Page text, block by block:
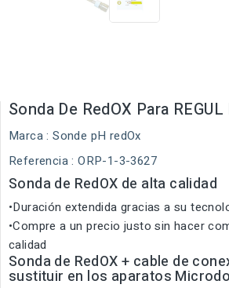
Sonda De RedOX Para REGUL
Marca : Sonde pH redOx
Referencia : ORP-1-3-3627
Sonda de RedOX de alta calidad
•Duración extendida gracias a su
•Compre a un precio justo sin hacer
calidad
Sonda de RedOX + cable de
sustituir en los aparatos